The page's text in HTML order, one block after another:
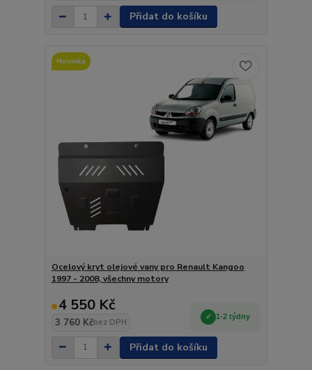
Přidat do košíku
Novinka
Ocelový kryt olejové vany pro Renault Kangoo
1997 - 2008, všechny motory
4 550 Kč
3 760 Kčbez DPH
1-2 týdny
Přidat do košíku